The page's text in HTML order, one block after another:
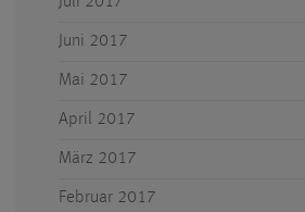
Juni 2017
Mai 2017
April 2017
März 2017
Februar 2017